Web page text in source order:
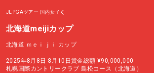
JLPGAツアー 国内女子
北海道meijiカップ
北海道 ｍｅｉｊｉ カップ
2025年8月8日-8月10日賞金総額 ¥90,000,000
札幌国際カントリークラブ 島松コース（北海道）